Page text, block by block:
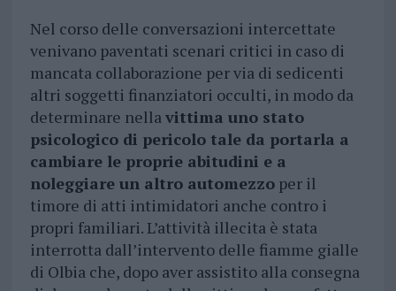
Nel corso delle conversazioni intercettate
venivano paventati scenari critici in caso di
mancata collaborazione per via di sedicenti
altri soggetti finanziatori occulti, in modo da
determinare nella vittima uno stato
psicologico di pericolo tale da portarla a
cambiare le proprie abitudini e a
noleggiare un altro automezzoper il
timore di atti intimidatori anche contro i
propri familiari. L’attività illecita è stata
interrotta dall’intervento delle fiamme gialle
di Olbia che, dopo aver assistito alla consegna